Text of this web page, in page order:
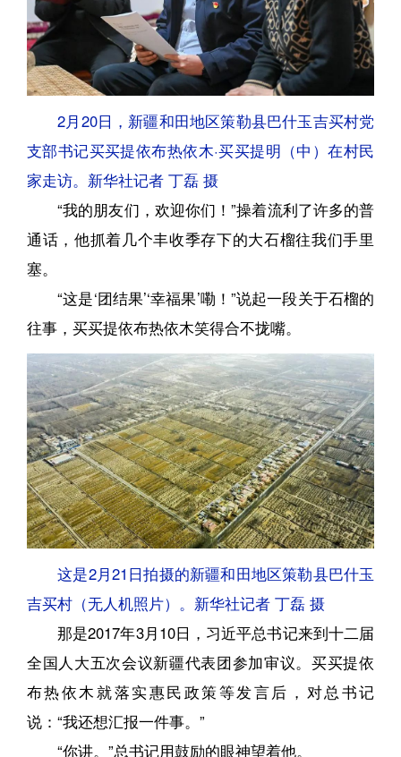
2月20日，新疆和田地区策勒县巴什玉吉买村党
支部书记买买提依布热依木·买买提明（中）在村民
家走访。新华社记者 丁磊 摄
“我的朋友们，欢迎你们！”操着流利了许多的普
通话，他抓着几个丰收季存下的大石榴往我们手里
塞。
“这是‘团结果’‘幸福果’嘞！”说起一段关于石榴的
往事，买买提依布热依木笑得合不拢嘴。
这是2月21日拍摄的新疆和田地区策勒县巴什玉
吉买村（无人机照片）。新华社记者 丁磊 摄
那是2017年3月10日，习近平总书记来到十二届
全国人大五次会议新疆代表团参加审议。买买提依
布热依木就落实惠民政策等发言后，对总书记
说：“我还想汇报一件事。”
“你讲。”总书记用鼓励的眼神望着他。